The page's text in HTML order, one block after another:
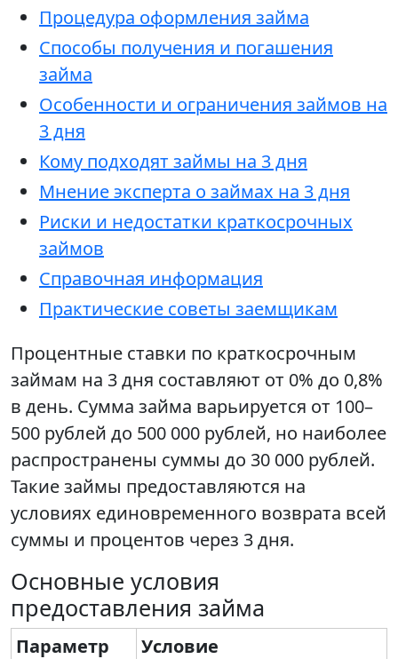
Процедура оформления займа
Способы получения и погашения
займа
Особенности и ограничения займов на
3 дня
Кому подходят займы на 3 дня
Мнение эксперта о займах на 3 дня
Риски и недостатки краткосрочных
займов
Справочная информация
Практические советы заемщикам
Процентные ставки по краткосрочным
займам на 3 дня составляют от 0% до 0,8%
в день. Сумма займа варьируется от 100–
500 рублей до 500 000 рублей, но наиболее
распространены суммы до 30 000 рублей.
Такие займы предоставляются на
условиях единовременного возврата всей
суммы и процентов через 3 дня.
Основные условия
предоставления займа
Параметр Условие